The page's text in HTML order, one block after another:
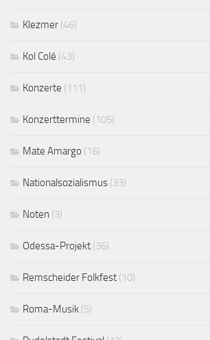
Klezmer (46)
Kol Colé (43)
Konzerte (111)
Konzerttermine (105)
Mate Amargo (16)
Nationalsozialismus (33)
Noten (3)
Odessa-Projekt (36)
Remscheider Folkfest (10)
Roma-Musik (5)